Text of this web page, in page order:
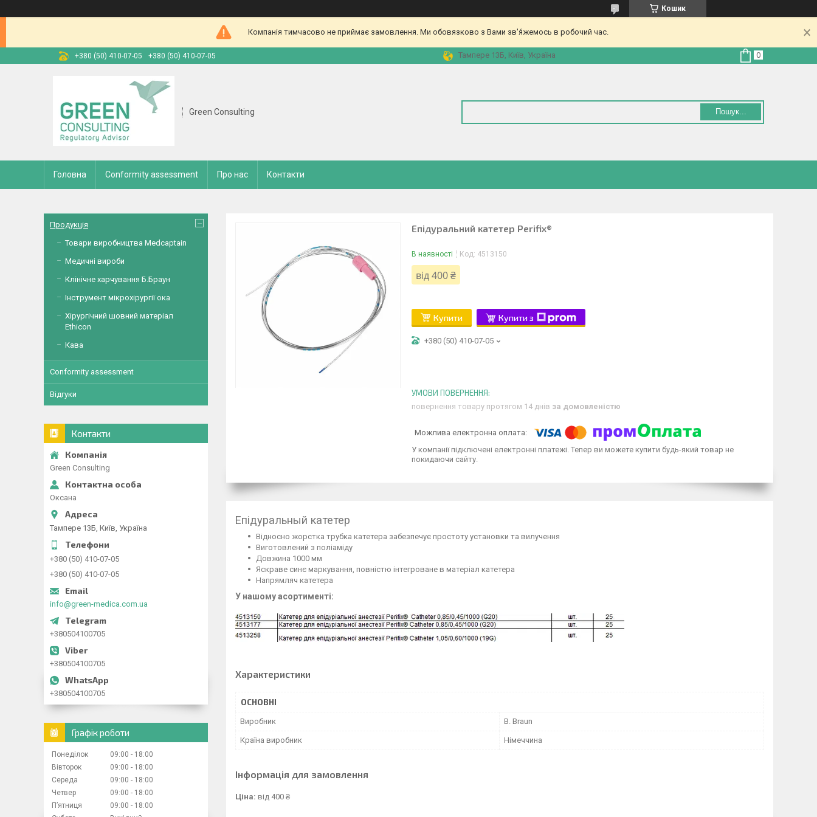
Кошик
Компанія тимчасово не приймає замовлення. Ми обовязково з Вами зв'я́жемось в робочий час.
+380 (50) 410-07-05 +380 (50) 410-07-05 Тампере 13Б, Київ, Україна
Green Consulting Пошук...
Головна Conformity assessment Про нас Контакти
Епідуральний катетер Perifix®
В наявності Код: 4513150
від400 ₴
Купити Купити з
+380 (50) 410-07-05
повернення товару протягом 14 днів за домовленістю
У компанії підключені електронні платежі. Тепер ви можете купити будь-який товар не
покидаючи сайту.
Епідуральный катетер
Відносно жорстка трубка катетера забезпечує простоту установки та вилучення
Виготовлений з поліаміду
Довжина 1000 мм
Яскраве синє маркування, повністю інтегроване в матеріал катетера
Напрямляч катетера
У нашому асортименті:
Характеристики
ОСНОВНІ
Виробник B. Braun
Країна виробник Німеччина
Інформація для замовлення
Ціна: від 400 ₴
Продукція
Товари виробництва Medcaptain
Медичні вироби
Клінічне харчування Б.Браун
Інструмент мікрохірургії ока
Хірургічний шовний матеріал
Ethicon
Кава
Conformity assessment
Відгуки
Контакти
Green Consulting
Оксана
Тампере 13Б, Київ, Україна
+380 (50) 410-07-05
+380 (50) 410-07-05
info@green-medica.com.ua
+380504100705
+380504100705
+380504100705
Графік роботи
Понеділок 09:00
18:00
Вівторок
09:00
18:00
Середа
09:00
18:00
Четвер
09:00
18:00
Пʼятниця
09:00
18:00